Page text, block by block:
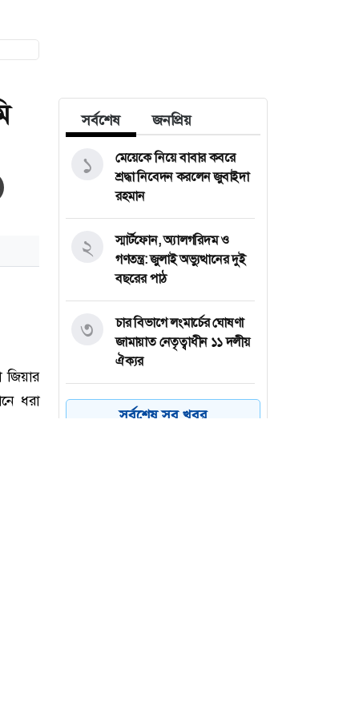
সর্বশেষ জনপ্রিয়
মেয়েকে নিয়ে বাবার কবরে
শ্রদ্ধা নিবেদন করলেন জুবাইদা
রহমান
১
স্মার্টফোন, অ্যালগরিদম ও
গণতন্ত্র: জুলাই অভ্যুত্থানের দুই
বছরের পাঠ
২
চার বিভাগে লংমার্চের ঘোষণা
জামায়াত নেতৃত্বাধীন ১১ দলীয়
ঐক্যর
৩
প্রকৃতি সংরক্ষণে 'কুমারিকা সেভ
সর্বশেষ সব খবর